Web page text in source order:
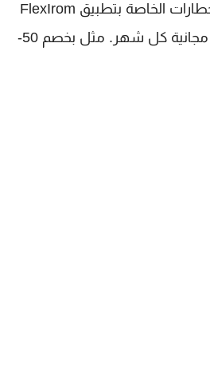
عليك أيضاً تشغيل الإخطارات الخاصة بتطبيق FlexIrom
، لأنها تقدم خصومات مجانية كل شهر. مثل بخصم 50-